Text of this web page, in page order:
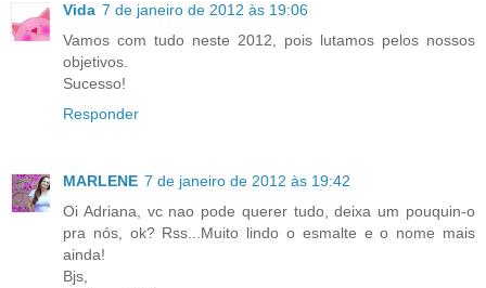
Vida 7 de janeiro de 2012 às 19:06
Vamos com tudo neste 2012, pois lutamos pelos nossos
objetivos.
Sucesso!
Responder
MARLENE 7 de janeiro de 2012 às 19:42
Oi Adriana, vc nao pode querer tudo, deixa um pouquin-o
pra nós, ok? Rss...Muito lindo o esmalte e o nome mais
ainda!
Bjs,